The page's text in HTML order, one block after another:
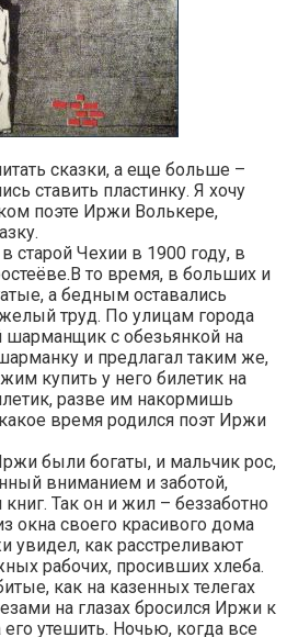
сказки, а еще больше –
ставить пластинку. Я хочу
поэте Иржи Волькере,
старой Чехии в 1900 году, в
то время, в больших и
а бедным оставались
труд. По улицам города
шарманщик с обезьянкой на
и предлагал таким же,
купить у него билетик на
разве им накормишь
время родился поэт Иржи
были богаты, и мальчик рос,
вниманием и заботой,
Так он и жил – беззаботно
окна своего красивого дома
увидел, как расстреливают
рабочих, просивших хлеба.
как на казенных телегах
на глазах бросился Иржи к
утешить. Ночью, когда все